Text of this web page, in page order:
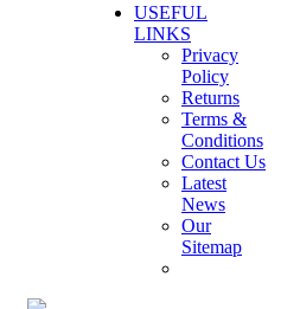
USEFUL
LINKS
Privacy
Policy
Returns
Terms &
Conditions
Contact Us
Latest
News
Our
Sitemap